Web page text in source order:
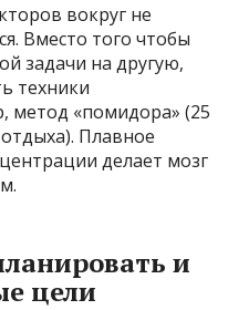
вокруг не
Вместо того чтобы
задачи на другую,
техники
метод «помидора» (25
Плавное
делает мозг
и
цели